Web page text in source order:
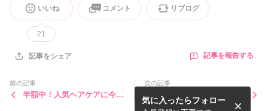
いいね
21
コメント リブログ
記事をシェア 記事を報告する
前の記事
半額中！人気ヘアケアに今な
次の記事
楽天スーパーセールスタート
ダッシュ！
気に入ったらフォロー